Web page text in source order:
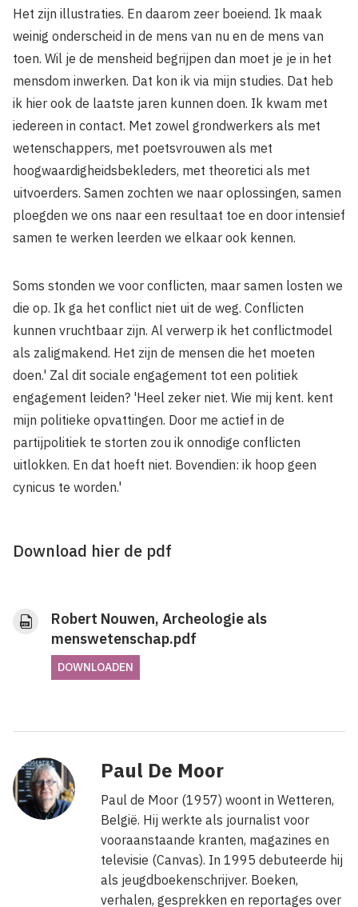
Het zijn illustraties. En daarom zeer boeiend. Ik maak
weinig onderscheid in de mens van nu en de mens van
toen. Wil je de mensheid begrijpen dan moet je je in het
mensdom inwerken. Dat kon ik via mijn studies. Dat heb
ik hier ook de laatste jaren kunnen doen. Ik kwam met
iedereen in contact. Met zowel grondwerkers als met
wetenschappers, met poetsvrouwen als met
hoogwaardigheidsbekleders, met theoretici als met
uitvoerders. Samen zochten we naar oplossingen, samen
ploegden we ons naar een resultaat toe en door intensief
samen te werken leerden we elkaar ook kennen.
Soms stonden we voor conflicten, maar samen losten we
die op. Ik ga het conflict niet uit de weg. Conflicten
kunnen vruchtbaar zijn. Al verwerp ik het conflictmodel
als zaligmakend. Het zijn de mensen die het moeten
doen.' Zal dit sociale engagement tot een politiek
engagement leiden? 'Heel zeker niet. Wie mij kent. kent
mijn politieke opvattingen. Door me actief in de
partijpolitiek te storten zou ik onnodige conflicten
uitlokken. En dat hoeft niet. Bovendien: ik hoop geen
cynicus te worden.'
Download hier de pdf
Robert Nouwen, Archeologie als
menswetenschap.pdf
DOWNLOADEN
Paul De Moor
Paul de Moor (1957) woont in Wetteren,
België. Hij werkte als journalist voor
vooraanstaande kranten, magazines en
televisie (Canvas). In 1995 debuteerde hij
als jeugdboekenschrijver. Boeken,
verhalen, gesprekken en reportages over